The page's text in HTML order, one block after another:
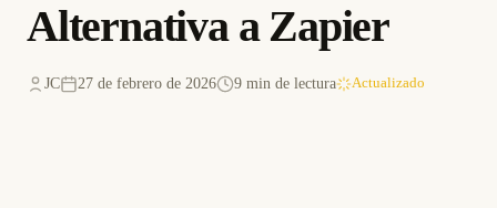
Alternativa a Zapier
JC 27 de febrero de 2026 9 min de lectura Actualizado